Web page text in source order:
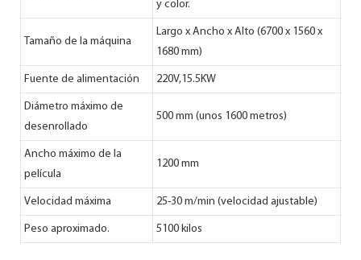
y color.
Tamaño de la máquina
Largo x Ancho x Alto (6700 x 1560 x
1680 mm)
Fuente de alimentación 220V,15.5KW
Diámetro máximo de
desenrollado
500 mm (unos 1600 metros)
Ancho máximo de la
película
1200 mm
Velocidad máxima 25-30 m/min (velocidad ajustable)
Peso aproximado. 5100 kilos